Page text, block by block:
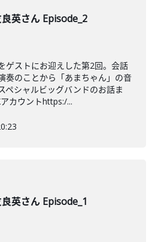
英さん Episode_2
ゲストにお迎えした第2回。会話
奏のことから「あまちゃん」の音
ペシャルビッグバンドのお話ま
カウントhttps:/...
英さん Episode_1